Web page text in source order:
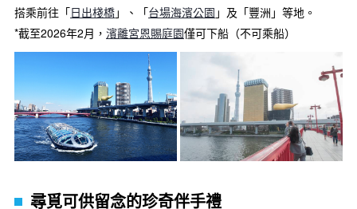
搭乘前往「日出棧橋」、「台場海濱公園 」及「豐洲」等地。
*截至2026年2月， 濱離宮恩賜庭園僅可下船（不可乘船）
尋覓可供留念的珍奇伴手禮